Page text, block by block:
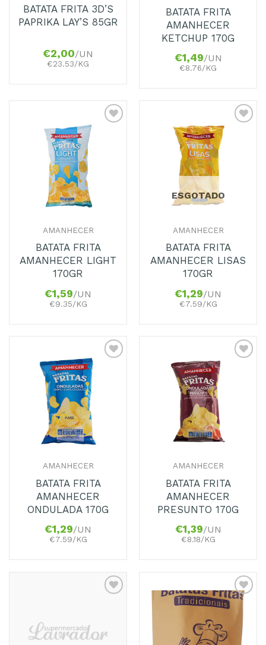
BATATA FRITA 3D’S
PAPRIKA LAY’S 85GR
€2,00/UN
€23.53/KG
BATATA FRITA
AMANHECER
KETCHUP 170G
€1,49/UN
€8.76/KG
Adicionar
AMANHECER
BATATA FRITA
AMANHECER LIGHT
170GR
€1,59/UN
€9.35/KG
Adicionar
Favoritos
ESGOTADO
AMANHECER
BATATA FRITA
AMANHECER LISAS
170GR
€1,29/UN
€7.59/KG
Adicionar
Favoritos
AMANHECER
BATATA FRITA
AMANHECER
ONDULADA 170G
€1,29/UN
€7.59/KG
Adicionar
AMANHECER
BATATA FRITA
AMANHECER
PRESUNTO 170G
€1,39/UN
€8.18/KG
Favoritos
Adicionar
Favoritos